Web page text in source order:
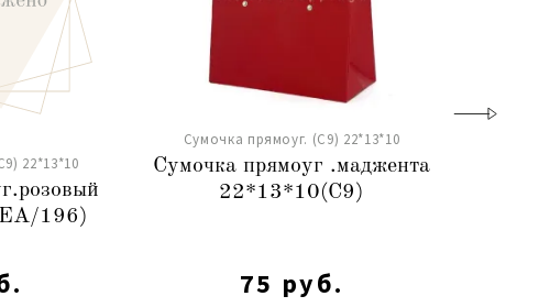
22*13*10
196)
Сумочка прямоуг. (С9) 22*13*10
Сумочка прямоуг .маджента
22*13*10(С9)
75 руб.